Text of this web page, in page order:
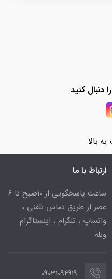
دنبال کنید
بالا
ارتباط با ما
ساعت پاسخگویی از 10صبح تا 6
عصر از طریق تماس تلفنی ،
واتساپ ، تلگرام ، اینستاگرام
وبله
09031094919